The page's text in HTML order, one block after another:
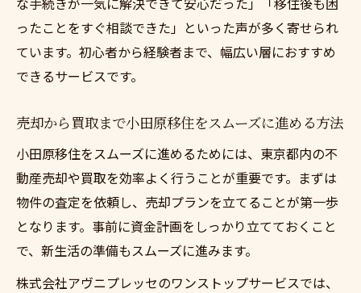
ったことをすぐ相談できた」といった声が多く寄せられ
ています。初心者から経験者まで、幅広い層におすすめ
できるサービスです。
売却から買取まで小田原移住をスムーズに進める方法
小田原移住をスムーズに進めるためには、東京都内の不
動産売却や買取を効率よく行うことが重要です。まずは
物件の査定を依頼し、売却プランを立てることが第一歩
となります。事前に資金計画をしっかり立てておくこと
で、新生活の準備もスムーズに進みます。
株式会社アヴニプレッセのワンストップサービスでは、